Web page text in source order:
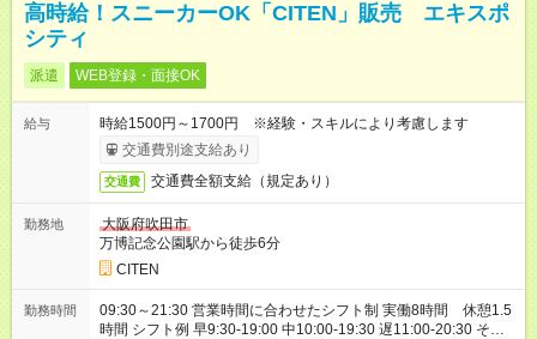
高時給！スニーカーOK「CITEN」販売 エキスポ
シティ
派遣 WEB登録・面接OK
給与
時給1500円～1700円 ※経験・スキルにより考慮します
交通費別途支給あり
交通費 交通費全額支給（規定あり）
勤務地
大阪府吹田市
万博記念公園駅から徒歩6分
CITEN
勤務時間
09:30～21:30 営業時間に合わせたシフト制 実働8時間 休憩1.5
時間 シフト例 早9:30-19:00 中10:00-19:30 遅11:00-20:30 その